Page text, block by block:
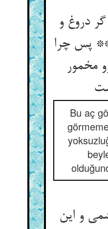
دروغ و
پس چرا
مخمور
Bu aç
و این